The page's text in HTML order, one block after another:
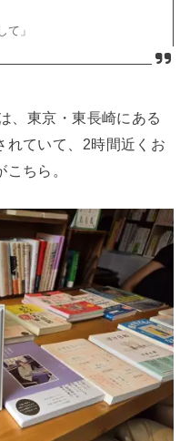
」
、東京・東長崎にある
れていて、2時間近くお
ちら。